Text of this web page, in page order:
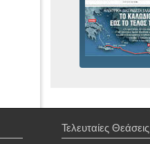
Τελευταίες Θεάσεις